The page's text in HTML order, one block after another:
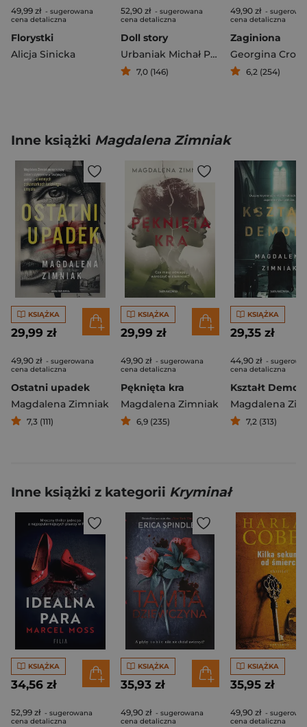
49,99 zł - sugerowana
cena detaliczna
Florystki
Alicja Sinicka
52,90 zł - sugerowana
cena detaliczna
Doll story
Urbaniak Michał Paweł
7,0 (146)
49,90 zł -
cena detaliczna
Zaginiona
Georgina Cross
6,2 (254)
Inne książki Magdalena Zimniak
KSIĄŻKA
29,99 zł
49,90 zł - sugerowana
cena detaliczna
Ostatni upadek
Magdalena Zimniak
7,3 (111)
KSIĄŻKA
29,99 zł
49,90 zł - sugerowana
cena detaliczna
Pęknięta kra
Magdalena Zimniak
6,9 (235)
KSIĄŻKA
29,35 zł
44,90 zł -
cena detaliczna
Kształt
Magdalena
7,2 (313)
Inne książki z kategorii Kryminał
KSIĄŻKA
34,56 zł
52,99 zł - sugerowana
cena detaliczna
KSIĄŻKA
35,93 zł
49,90 zł - sugerowana
cena detaliczna
KSIĄŻKA
35,95 zł
49,90 zł -
cena detaliczna